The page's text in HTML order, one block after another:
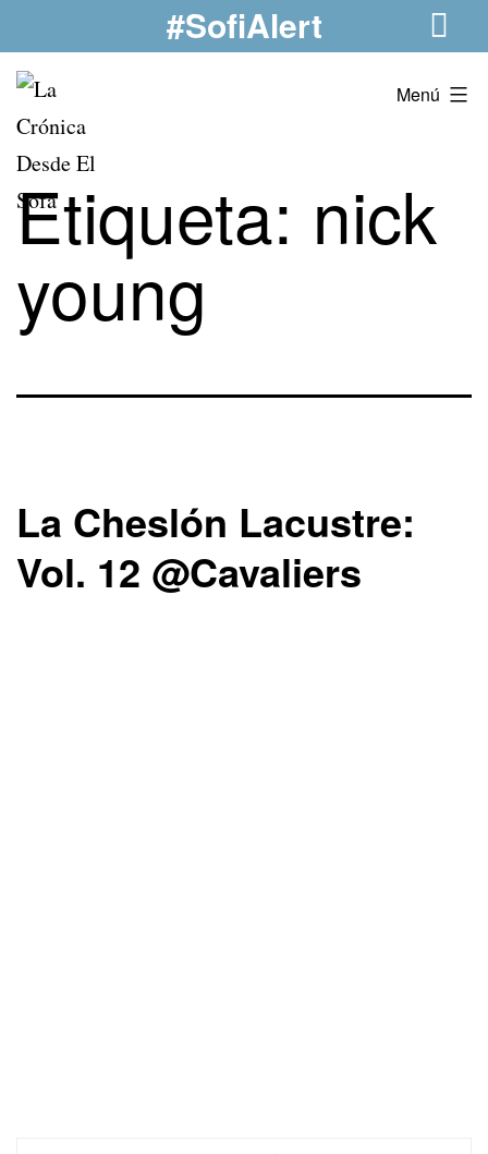
al
contenido
#SofiAlert
La
Crónica
Desde
El
Sofá
Menú
Etiqueta: nick
young
La Cheslón Lacustre:
Vol. 12 @Cavaliers